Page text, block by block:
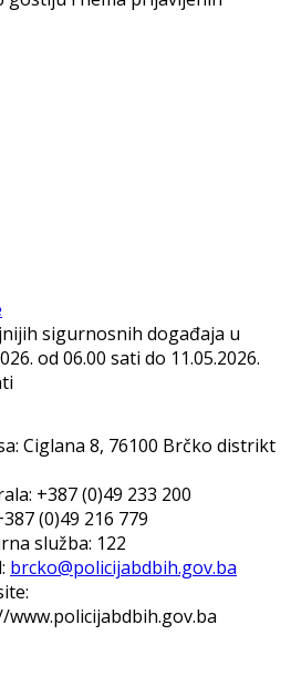
sigurnosnih događaja u
od 06.00 sati do 11.05.2026.
Ciglana 8, 76100 Brčko distrikt
+387 (0)49 233 200
(0)49 216 779
služba: 122
brcko@policijabdbih.gov.ba
www.policijabdbih.gov.ba